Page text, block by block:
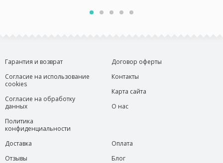
Гарантия и возврат
Согласие на использование
cookies
Согласие на обработку
данных
Политика
конфиденциальности
Договор оферты
Контакты
Карта сайта
О нас
Доставка
Отзывы
Оплата
Блог